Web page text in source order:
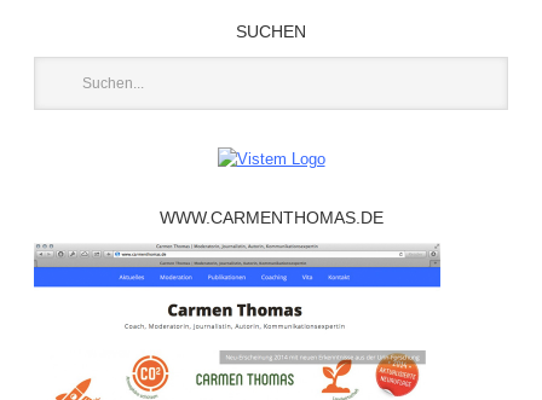
SUCHEN
WWW.CARMENTHOMAS.DE